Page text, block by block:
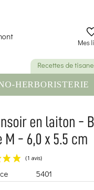
Mes
Recettes de
HERBORISTERIE
en laiton -
M - 6,0 x 5.5 cm
5401